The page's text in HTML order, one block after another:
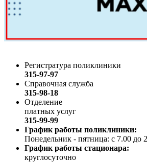
Регистратура поликлиники
315-97-97
Справочная служба
315-98-18
Отделение
платных услуг
315-99-99
График работы поликлиники:
Понедельник - пятница: с 7.00 до
График работы стационара:
круглосуточно